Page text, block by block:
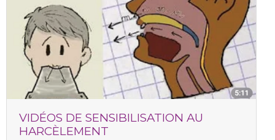
VIDÉOS DE SENSIBILISATION AU
HARCÈLEMENT